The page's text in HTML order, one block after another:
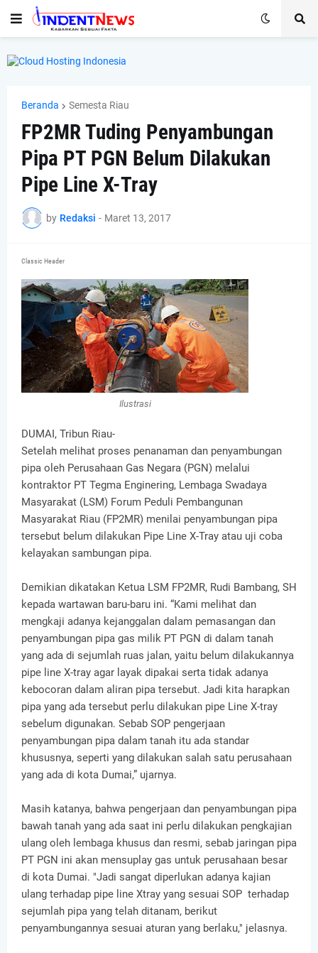
Beranda Semesta Riau
FP2MR Tuding Penyambungan
Pipa PT PGN Belum Dilakukan
Pipe Line X-Tray
by Redaksi - Maret 13, 2017
Classic Header
Ilustrasi
DUMAI, Tribun Riau-
Setelah melihat proses penanaman dan penyambungan
pipa oleh Perusahaan Gas Negara (PGN) melalui
kontraktor PT Tegma Enginering, Lembaga Swadaya
Masyarakat (LSM) Forum Peduli Pembangunan
Masyarakat Riau (FP2MR) menilai penyambungan pipa
tersebut belum dilakukan Pipe Line X-Tray atau uji coba
kelayakan sambungan pipa.
Demikian dikatakan Ketua LSM FP2MR, Rudi Bambang, SH
kepada wartawan baru-baru ini. “Kami melihat dan
mengkaji adanya kejanggalan dalam pemasangan dan
penyambungan pipa gas milik PT PGN di dalam tanah
yang ada di sejumlah ruas jalan, yaitu belum dilakukannya
pipe line X-tray agar layak dipakai serta tidak adanya
kebocoran dalam aliran pipa tersebut. Jadi kita harapkan
pipa yang ada tersebut perlu dilakukan pipe Line X-tray
sebelum digunakan. Sebab SOP pengerjaan
penyambungan pipa dalam tanah itu ada standar
khususnya, seperti yang dilakukan salah satu perusahaan
yang ada di kota Dumai,” ujarnya.
Masih katanya, bahwa pengerjaan dan penyambungan pipa
bawah tanah yang ada saat ini perlu dilakukan pengkajian
ulang oleh lembaga khusus dan resmi, sebab jaringan pipa
PT PGN ini akan mensuplay gas untuk perusahaan besar
di kota Dumai. "Jadi sangat diperlukan adanya kajian
ulang terhadap pipe line Xtray yang sesuai SOP terhadap
sejumlah pipa yang telah ditanam, berikut
penyambungannya sesuai aturan yang berlaku," jelasnya.